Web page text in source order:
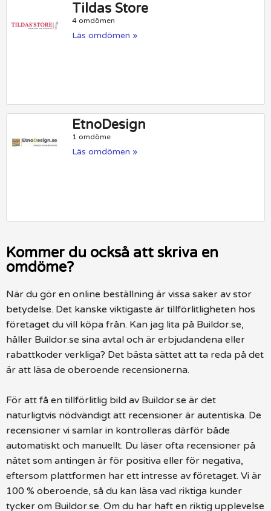
Tildas Store
4 omdömen
Läs omdömen »
EtnoDesign
1 omdöme
Läs omdömen »
Kommer du också att skriva en
omdöme?
När du gör en online beställning är vissa saker av stor
betydelse. Det kanske viktigaste är tillförlitligheten hos
företaget du vill köpa från. Kan jag lita på Buildor.se,
håller Buildor.se sina avtal och är erbjudandena eller
rabattkoder verkliga? Det bästa sättet att ta reda på det
är att läsa de oberoende recensionerna.
För att få en tillförlitlig bild av Buildor.se är det
naturligtvis nödvändigt att recensioner är autentiska. De
recensioner vi samlar in kontrolleras därför både
automatiskt och manuellt. Du läser ofta recensioner på
nätet som antingen är för positiva eller för negativa,
eftersom plattformen har ett intresse av företaget. Vi är
100 % oberoende, så du kan läsa vad riktiga kunder
tycker om Buildor.se. Om du har haft en riktig upplevelse